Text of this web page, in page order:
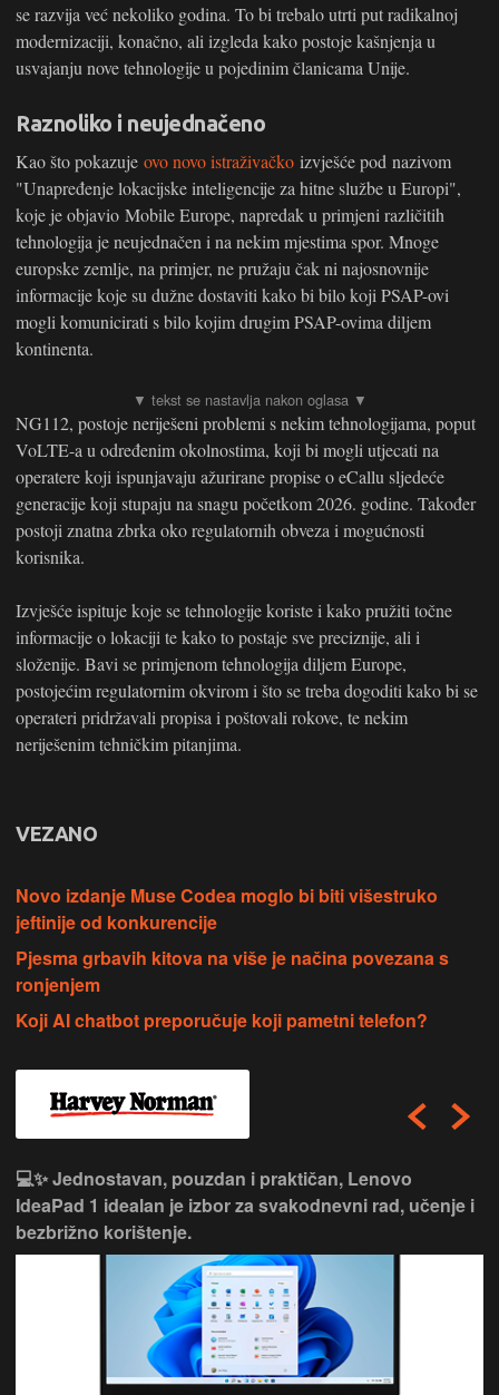
se razvija već nekoliko godina. To bi trebalo utrti put radikalnoj
modernizaciji, konačno, ali izgleda kako postoje kašnjenja u
usvajanju nove tehnologije u pojedinim članicama Unije.
Raznoliko i neujednačeno
Kao što pokazuje ovo novo istraživačko izvješće pod nazivom
"Unapređenje lokacijske inteligencije za hitne službe u Europi",
koje je objavio Mobile Europe, napredak u primjeni različitih
tehnologija je neujednačen i na nekim mjestima spor. Mnoge
europske zemlje, na primjer, ne pružaju čak ni najosnovnije
informacije koje su dužne dostaviti kako bi bilo koji PSAP-ovi
mogli komunicirati s bilo kojim drugim PSAP-ovima diljem
kontinenta.
NG112, postoje neriješeni problemi s nekim tehnologijama, poput
VoLTE-a u određenim okolnostima, koji bi mogli utjecati na
operatere koji ispunjavaju ažurirane propise o eCallu sljedeće
generacije koji stupaju na snagu početkom 2026. godine. Također
postoji znatna zbrka oko regulatornih obveza i mogućnosti
korisnika.
Izvješće ispituje koje se tehnologije koriste i kako pružiti točne
informacije o lokaciji te kako to postaje sve preciznije, ali i
složenije. Bavi se primjenom tehnologija diljem Europe,
postojećim regulatornim okvirom i što se treba dogoditi kako bi se
operateri pridržavali propisa i poštovali rokove, te nekim
neriješenim tehničkim pitanjima.
VEZANO
Novo izdanje Muse Codea moglo bi biti višestruko
jeftinije od konkurencije
Pjesma grbavih kitova na više je načina povezana s
ronjenjem
Koji AI chatbot preporučuje koji pametni telefon?
💻✨ Jednostavan, pouzdan i praktičan, Lenovo
IdeaPad 1 idealan je izbor za svakodnevni rad, učenje i
bezbrižno korištenje.